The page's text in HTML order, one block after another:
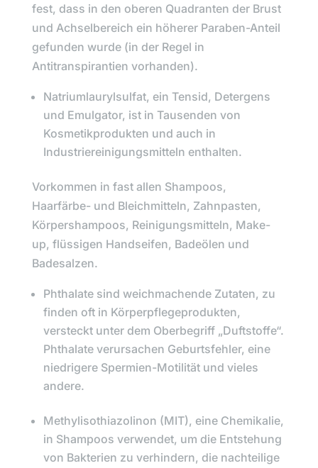
fest, dass in den oberen Quadranten der Brust
und Achselbereich ein höherer Paraben-Anteil
gefunden wurde (in der Regel in
Antitranspirantien vorhanden).
Natriumlaurylsulfat, ein Tensid, Detergens
und Emulgator, ist in Tausenden von
Kosmetikprodukten und auch in
Industriereinigungsmitteln enthalten.
Vorkommen in fast allen Shampoos,
Haarfärbe- und Bleichmitteln, Zahnpasten,
Körpershampoos, Reinigungsmitteln, Make-
up, flüssigen Handseifen, Badeölen und
Badesalzen.
Phthalate sind weichmachende Zutaten, zu
finden oft in Körperpflegeprodukten,
versteckt unter dem Oberbegriff „Duftstoffe“.
Phthalate verursachen Geburtsfehler, eine
niedrigere Spermien-Motilität und vieles
andere.
Methylisothiazolinon (MIT), eine Chemikalie,
in Shampoos verwendet, um die Entstehung
von Bakterien zu verhindern, die nachteilige